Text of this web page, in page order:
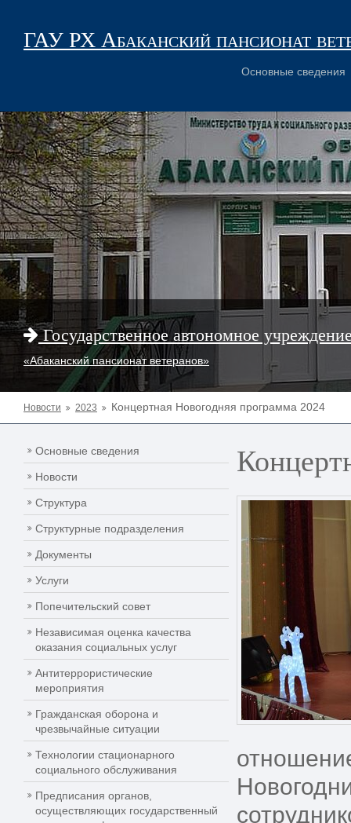
ГАУ РХ Абаканский пансионат
Основные сведения
Государственное автономное
«Абаканский пансионат ветеранов»
Новости 2023 Концертная Новогодняя программа 2024
Основные сведения
Новости
Структура
Структурные подразделения
Документы
Услуги
Попечительский совет
Независимая оценка качества
оказания социальных услуг
Антитеррористические
мероприятия
Гражданская оборона и
чрезвычайные ситуации
Технологии стационарного
социального обслуживания
Предписания органов,
осуществляющих государственный